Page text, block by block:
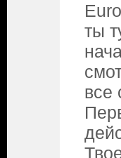
ты
все